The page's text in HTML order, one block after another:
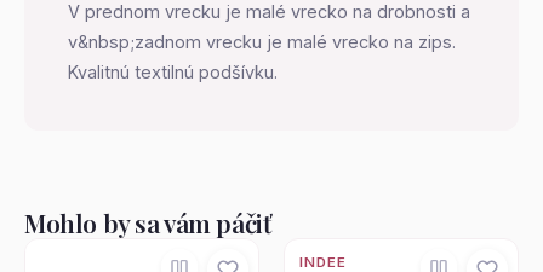
V prednom vrecku je malé vrecko na drobnosti a
v&nbsp;zadnom vrecku je malé vrecko na zips.
Kvalitnú textilnú podšívku.
Mohlo by sa vám páčiť
INDEE